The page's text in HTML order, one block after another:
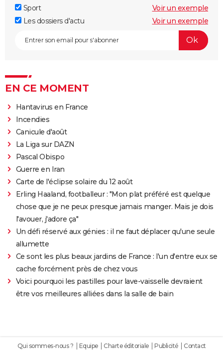
Sport
Voir un exemple
Les dossiers d'actu
Voir un exemple
EN CE MOMENT
Hantavirus en France
Incendies
Canicule d'août
La Liga sur DAZN
Pascal Obispo
Guerre en Iran
Carte de l'éclipse solaire du 12 août
Erling Haaland, footballeur : "Mon plat préféré est quelque
chose que je ne peux presque jamais manger. Mais je dois
l'avouer, j'adore ça"
Un défi réservé aux génies : il ne faut déplacer qu'une seule
allumette
Ce sont les plus beaux jardins de France : l'un d'entre eux se
cache forcément près de chez vous
Voici pourquoi les pastilles pour lave-vaisselle devraient
être vos meilleures alliées dans la salle de bain
Qui sommes-nous ? Equipe Charte éditoriale Publicité
Contact